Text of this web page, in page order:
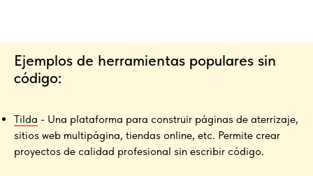
Ejemplos de herramientas populares sin
código:
Tilda - Una plataforma para construir páginas de aterrizaje,
sitios web multipágina, tiendas online, etc. Permite crear
proyectos de calidad profesional sin escribir código.